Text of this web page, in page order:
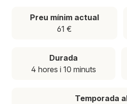
Preu mínim actual
61 €
Durada
4 hores i 10 minuts
Temporada